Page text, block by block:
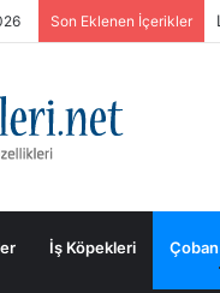
Son Eklenen İçerikler
İş Köpekleri